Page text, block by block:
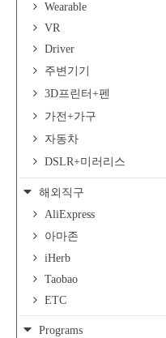
Wearable
VR
Driver
주변기기
3D프린터+펜
가전+가구
자동차
DSLR+미러리스
해외직구
AliExpress
아마존
iHerb
Taobao
ETC
Programs